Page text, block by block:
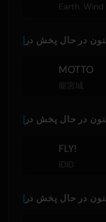
Earth Wind
در حال پخش در
MOTTO
龍宮城
در حال پخش در
FLY!
IDID
در حال پخش در